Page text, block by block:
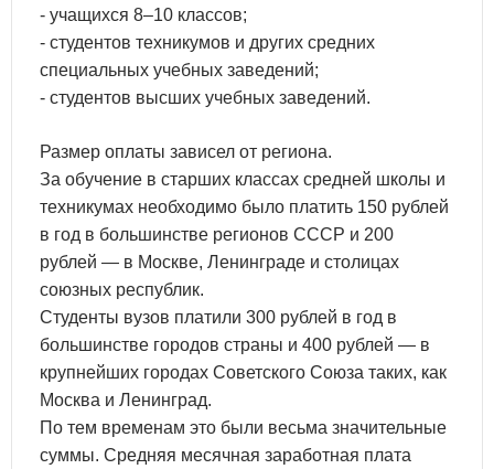
- учащихся 8–10 классов;
- студентов техникумов и других средних
специальных учебных заведений;
- студентов высших учебных заведений.
Размер оплаты зависел от региона.
За обучение в старших классах средней школы и
техникумах необходимо было платить 150 рублей
в год в большинстве регионов СССР и 200
рублей — в Москве, Ленинграде и столицах
союзных республик.
Студенты вузов платили 300 рублей в год в
большинстве городов страны и 400 рублей — в
крупнейших городах Советского Союза таких, как
Москва и Ленинград.
По тем временам это были весьма значительные
суммы. Средняя месячная заработная плата